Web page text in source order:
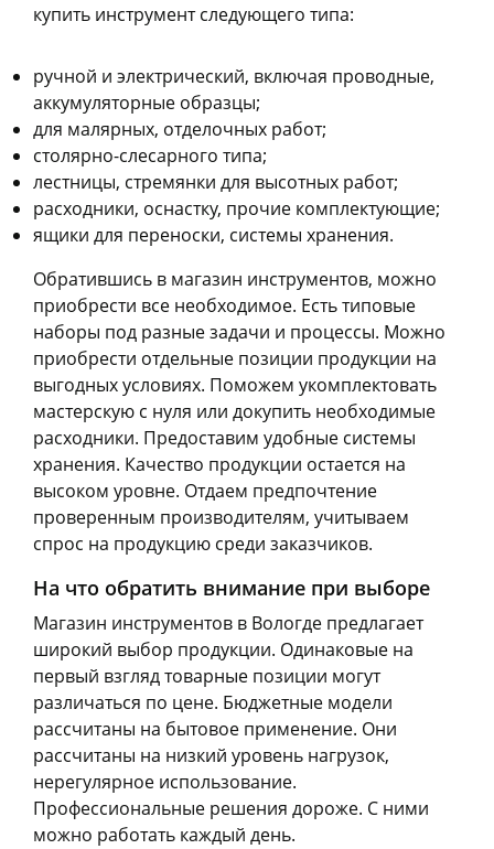
купить инструмент следующего типа:
ручной и электрический, включая проводные,
аккумуляторные образцы;
для малярных, отделочных работ;
столярно-слесарного типа;
лестницы, стремянки для высотных работ;
расходники, оснастку, прочие комплектующие;
ящики для переноски, системы хранения.
Обратившись в магазин инструментов, можно
приобрести все необходимое. Есть типовые
наборы под разные задачи и процессы. Можно
приобрести отдельные позиции продукции на
выгодных условиях. Поможем укомплектовать
мастерскую с нуля или докупить необходимые
расходники. Предоставим удобные системы
хранения. Качество продукции остается на
высоком уровне. Отдаем предпочтение
проверенным производителям, учитываем
спрос на продукцию среди заказчиков.
На что обратить внимание при выборе
Магазин инструментов в Вологде предлагает
широкий выбор продукции. Одинаковые на
первый взгляд товарные позиции могут
различаться по цене. Бюджетные модели
рассчитаны на бытовое применение. Они
рассчитаны на низкий уровень нагрузок,
нерегулярное использование.
Профессиональные решения дороже. С ними
можно работать каждый день.